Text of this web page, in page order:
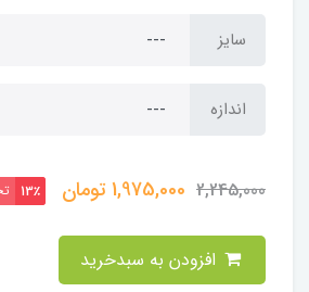
سایز
اندازه
2,245,000
1,975,000تومان 13٪